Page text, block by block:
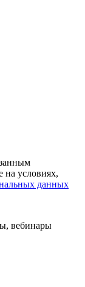
на условиях,
данных
вебинары